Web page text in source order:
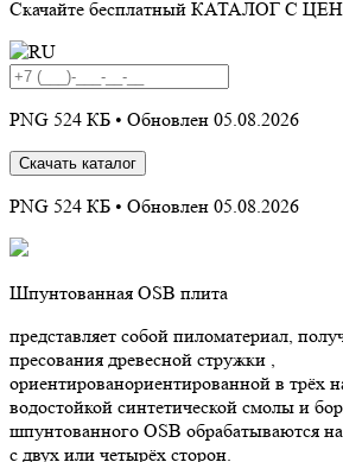
Скачайте бесплатный КАТАЛОГ С
PNG 524 КБ • Обновлен 05.08.2026
Скачать каталог
PNG 524 КБ • Обновлен 05.08.2026
Шпунтованная OSB плита
представляет собой пиломатериал,
пресования древесной стружки ,
ориентированориентированной в трёх
водостойкой синтетической смолы и
шпунтованного OSB обрабатываются
с двух или четырёх сторон.